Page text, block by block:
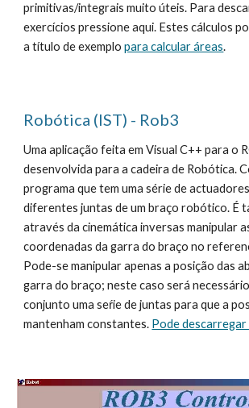
primitivas/integrais muito úteis. Para
exercícios pressione aqui. Estes cálculos
a título de exemplo para calcular áreas.
Robótica (IST) - Rob3
Uma aplicação feita em Visual C++ para o
desenvolvida para a cadeira de Robótica.
programa que tem uma série de
diferentes juntas de um braço robótico. É
através da cinemática inversas manipular
coordenadas da garra do braço no
Pode-se manipular apenas a posição das
garra do braço; neste caso será
conjunto uma seŕie de juntas para que a
mantenham constantes. Pode